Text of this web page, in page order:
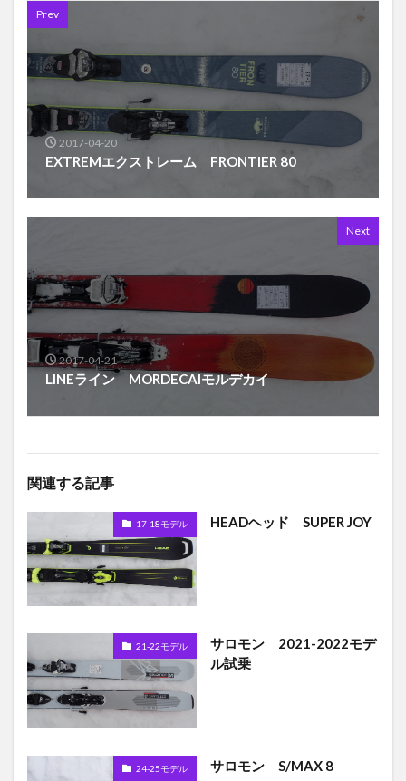
Prev
2017-04-20
EXTREMエクストレーム FRONTIER 80
Next
2017-04-21
LINEライン MORDECAIモルデカイ
関連する記事
17-18モデル HEADヘッド SUPER JOY
21-22モデル
サロモン 2021-2022モデ
ル試乗
24-25モデル サロモン S/MAX 8